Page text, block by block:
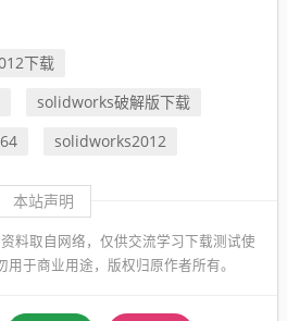
下载
solidworks破解版下载
solidworks2012
本站声明
料取自网络，仅供交流学习下载测试使
用于商业用途，版权归原作者所有。